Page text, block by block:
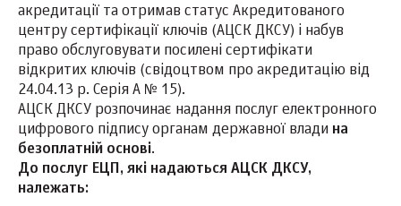
акредитації та отримав статус Акредитованого
центру сертифікації ключів (АЦСК ДКСУ) і набув
право обслуговувати посилені сертифікати
відкритих ключів (свідоцтвом про акредитацію від
24.04.13 р. Серія А № 15).
АЦСК ДКСУ розпочинає надання послуг електронного
цифрового підпису органам державної влади на
безоплатній основі.
До послуг ЕЦП, які надаються АЦСК ДКСУ,
належать: